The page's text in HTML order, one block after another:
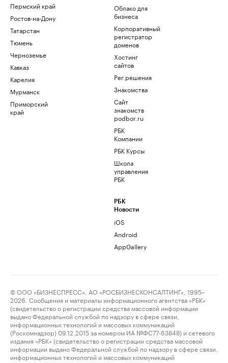
Пермский край
Ростов-на-Дону
Татарстан
Тюмень
Черноземье
Кавказ
Карелия
Мурманск
Приморский
край
Облако для
бизнеса
Корпоративный
регистратор
доменов
Хостинг
сайтов
Рег.решения
Знакомства
Сайт
знакомств
podbor.ru
РБК
Компании
РБК Курсы
Школа
управления
РБК
РБК
Новости
iOS
Android
AppGallery
© ООО «БИЗНЕСПРЕСС», АО «РОСБИЗНЕСКОНСАЛТИНГ», 1995–
2026. Сообщения и материалы информационного агентства «РБК»
(свидетельство о регистрации средства массовой информации
выдано Федеральной службой по надзору в сфере связи,
информационных технологий и массовых коммуникаций
(Роскомнадзор) 09.12.2015 за номером ИА №ФС77-63848) и сетевого
издания «РБК» (свидетельство о регистрации средства массовой
информации выдано Федеральной службой по надзору в сфере связи,
информационных технологий и массовых коммуникаций